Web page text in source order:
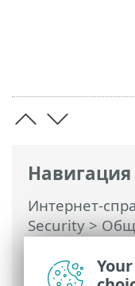
Навигация
Интернет-
Security>
рабочем столе